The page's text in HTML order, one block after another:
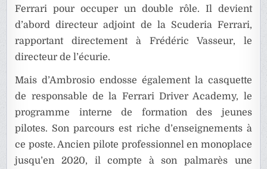
Ferrari pour occuper un double rôle. Il devient
d’abord directeur adjoint de la Scuderia Ferrari,
rapportant directement à Frédéric Vasseur, le
directeur de l’écurie.
Mais d’Ambrosio endosse également la casquette
de responsable de la Ferrari Driver Academy, le
programme interne de formation des jeunes
pilotes. Son parcours est riche d’enseignements à
ce poste. Ancien pilote professionnel en monoplace
jusqu’en 2020, il compte à son palmarès une